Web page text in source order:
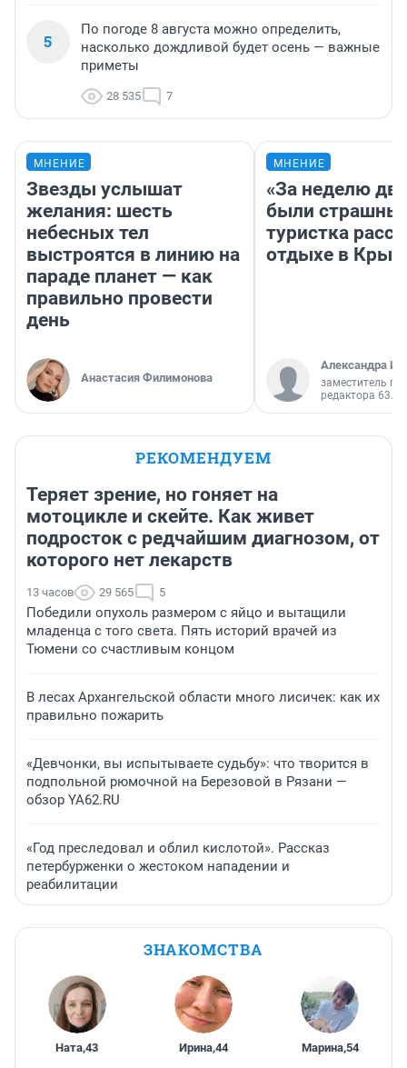
5
По погоде 8 августа можно определить,
насколько дождливой будет осень — важные
приметы
28 535 7
МНЕНИЕ
Звезды услышат
желания: шесть
небесных тел
выстроятся в линию на
параде планет — как
правильно провести
день
Анастасия Филимонова
МНЕНИЕ
«За неделю
были
туристка
отдыхе в
Александра
заместитель
редактора 63.RU
РЕКОМЕНДУЕМ
Теряет зрение, но гоняет на
мотоцикле и скейте. Как живет
подросток с редчайшим диагнозом, от
которого нет лекарств
13 часов 29 565 5
Победили опухоль размером с яйцо и вытащили
младенца с того света. Пять историй врачей из
Тюмени со счастливым концом
В лесах Архангельской области много лисичек: как их
правильно пожарить
«Девчонки, вы испытываете судьбу»: что творится в
подпольной рюмочной на Березовой в Рязани —
обзор YA62.RU
«Год преследовал и облил кислотой». Рассказ
петербурженки о жестоком нападении и
реабилитации
ЗНАКОМСТВА
Ната,43 Ирина,44 Марина,54